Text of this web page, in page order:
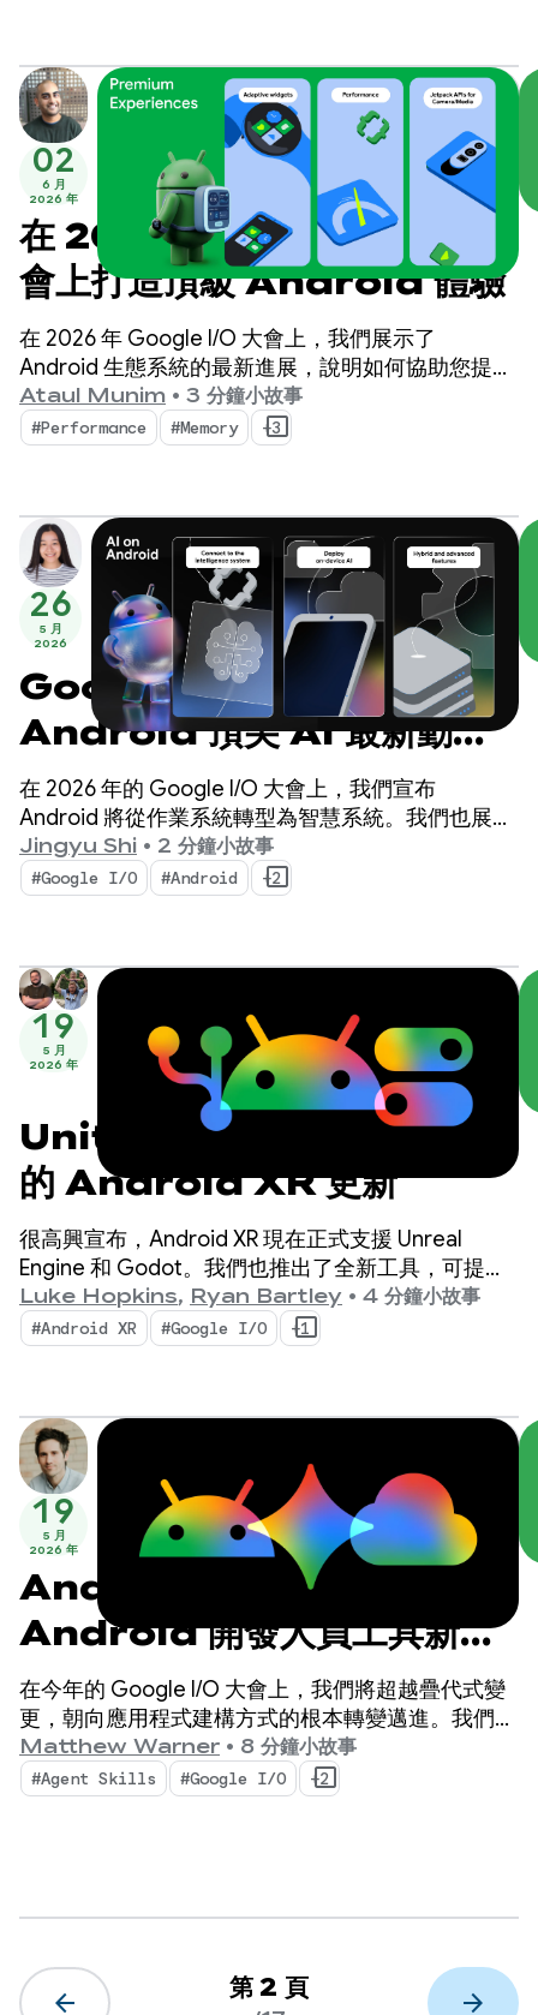
02
6 月
2026 年
在 2026 年 Google I/O 大
會上打造頂級 Android 體驗
在 2026 年 Google I/O 大會上，我們展示了
Android 生態系統的最新進展，說明如何協助您提升
應用程式品質，同時盡可能提高開發效率。
Ataul Munim • 3 分鐘小故事
#Performance #Memory +3
26
5 月
2026
Google I/O 2026 大會：
Android 頂尖 AI 最新動
態，打造智慧體驗
在 2026 年的 Google I/O 大會上，我們宣布
Android 將從作業系統轉型為智慧系統。我們也展示
了如何使用系統原生建構智慧體驗，以及如何將
Google AI 的強大功能帶入應用程式。
Jingyu Shi • 2 分鐘小故事
#Google I/O #Android +2
19
5 月
2026 年
Unity、Unreal 和 Godot
的 Android XR 更新
很高興宣布，Android XR 現在正式支援 Unreal
Engine 和 Godot。我們也推出了全新工具，可提升
工作效率並啟用新的 XR 功能：Android XR 引擎中樞
和 Android XR 互動架構。
Luke Hopkins, Ryan Bartley • 4 分鐘小故事
#Android XR #Google I/O +1
19
5 月
2026 年
Android Studio I/O 版：
Android 開發人員工具新功
能
在今年的 Google I/O 大會上，我們將超越疊代式變
更，朝向應用程式建構方式的根本轉變邁進。我們最
新推出的工具專為 AI 代理時代而生，不僅能提升
Android 開發人員的工作效率，還能強化您在程式碼
集部署的 AI 代理。
Matthew Warner • 8 分鐘小故事
#Agent Skills #Google I/O +2
arrow_back 第 2 頁 arrow_forward